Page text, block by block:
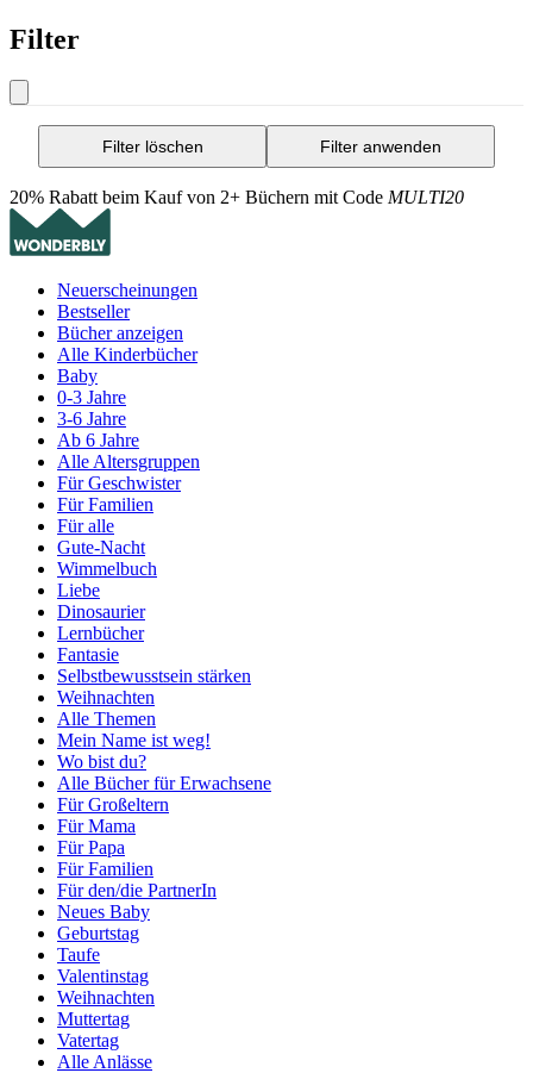
Filter
Filter löschen Filter anwenden
20% Rabatt beim Kauf von 2+ Büchern mit Code MULTI20
Neuerscheinungen
Bestseller
Bücher anzeigen
Alle Kinderbücher
Baby
0-3 Jahre
3-6 Jahre
Ab 6 Jahre
Alle Altersgruppen
Für Geschwister
Für Familien
Für alle
Gute-Nacht
Wimmelbuch
Liebe
Dinosaurier
Lernbücher
Fantasie
Selbstbewusstsein stärken
Weihnachten
Alle Themen
Mein Name ist weg!
Wo bist du?
Alle Bücher für Erwachsene
Für Großeltern
Für Mama
Für Papa
Für Familien
Für den/die PartnerIn
Neues Baby
Geburtstag
Taufe
Valentinstag
Weihnachten
Muttertag
Vatertag
Alle Anlässe